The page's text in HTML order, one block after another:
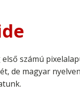
számú
de magyar